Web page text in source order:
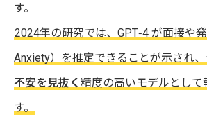
す。
2024年の研究では、GPT‑4 が面接や
Anxiety）を推定できることが示され
不安を見抜く 精度の高いモデルとして
す。